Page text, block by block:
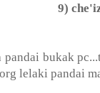
9)
bukak
lelaki pandai